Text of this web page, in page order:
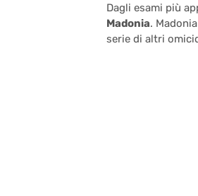
Dagli esami più
Madonia.
serie di altri